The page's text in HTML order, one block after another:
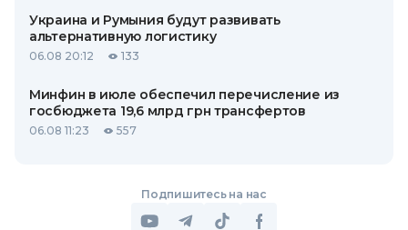
Украина и Румыния будут развивать
альтернативную логистику
06.08 20:12 133
Минфин в июле обеспечил перечисление из
госбюджета 19,6 млрд грн трансфертов
06.08 11:23 557
Подпишитесь на нас